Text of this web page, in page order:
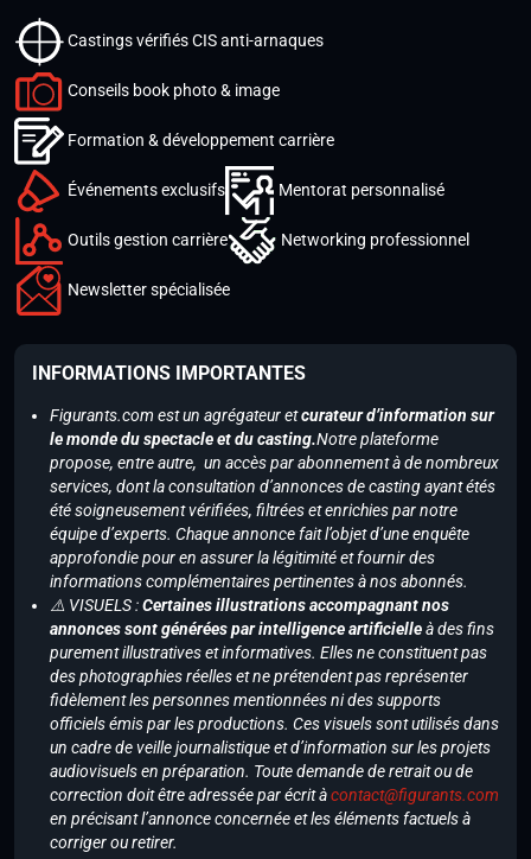
Castings vérifiés CIS anti-arnaques
Conseils book photo & image
Formation & développement carrière
Événements exclusifs Mentorat personnalisé
Outils gestion carrière Networking professionnel
Newsletter spécialisée
INFORMATIONS IMPORTANTES
Figurants.com est un agrégateur etcurateur d’information sur
le monde du spectacle et du casting.Notre plateforme
propose, entre autre, un accès par abonnement à de nombreux
services, dont la consultation d’annonces de casting ayant étés
été soigneusement vérifiées, filtrées et enrichies par notre
équipe d’experts. Chaque annonce fait l’objet d’une enquête
approfondie pour en assurer la légitimité et fournir des
informations complémentaires pertinentes à nos abonnés.
⚠️ VISUELS :Certaines illustrations accompagnant nos
annonces sont générées par intelligence artificielleà des fins
purement illustratives et informatives. Elles ne constituent pas
des photographies réelles et ne prétendent pas représenter
fidèlement les personnes mentionnées ni des supports
officiels émis par les productions. Ces visuels sont utilisés dans
un cadre de veille journalistique et d’information sur les projets
audiovisuels en préparation. Toute demande de retrait ou de
correction doit être adressée par écrit àcontact@figurants.com
en précisant l’annonce concernée et les éléments factuels à
corriger ou retirer.